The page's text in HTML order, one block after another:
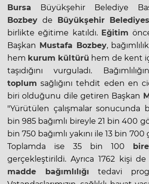
Bursa Büyükşehir Belediye
Bozbey de Büyükşehir
birlikte eğitime katıldı. Eğitim
Başkan Mustafa Bozbey,
hem kurum kültürü hem de kent
taşıdığını vurguladı.
toplum sağlığını tehdit eden en
biri olduğunu dile getiren Başkan
"Yürütülen çalışmalar sonucunda
bin 985 bağımlı bireyle 21 bin 400
bin 750 bağımlı yakını ile 13 bin 700
Toplamda ise 35 bin 100
gerçekleştirildi. Ayrıca 1762 kişi
madde bağımlılığı tedavi